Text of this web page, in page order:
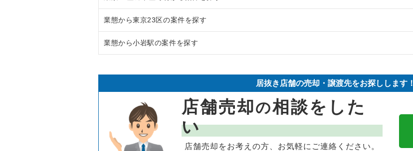
目黒区の飲食店の居抜き売却物件の案件一覧
渋谷区の飲食店の居抜き売却物件の案件一覧
新宿区の飲食店の居抜き売却物件の案件一覧
葛飾区の飲食店の居抜き売却物件の案件一覧
中央区の飲食店の居抜き売却物件の案件一覧
業態から東京23区の案件を探す
東京23区のラーメンの居抜き売却物件の案件一覧
東京23区のイタリア料理の居抜き売却物件の案件一覧
東京23区の中華の居抜き売却物件の案件一覧
東京23区のそば・うどんの居抜き売却物件の案件一覧
業態から小岩駅の案件を探す
小岩駅のイタリア料理の居抜き売却物件の案件一覧
小岩駅の中華の居抜き売却物件の案件一覧
小岩駅のそば・うどんの居抜き売却物件の案件一覧
居抜き店舗の売却・譲渡先をお探しします！
店舗売却の相談をした
い
店舗売却をお考えの方、お気軽にご連絡ください。